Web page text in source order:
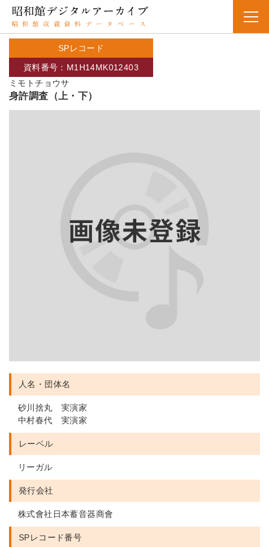
SPレコード
ミモトチョウサ
資料番号：M1H14MK012403
身許調査（上・下）
人名・団体名
砂川捨丸 実演家
中村春代 実演家
レーベル
リーガル
発行会社
株式會社日本蓄音器商會
SPレコード番号